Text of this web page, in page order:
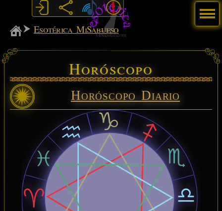
MiSabueso
Esotérica MiSabueso
Horóscopo
Horóscopo Diario
Menú